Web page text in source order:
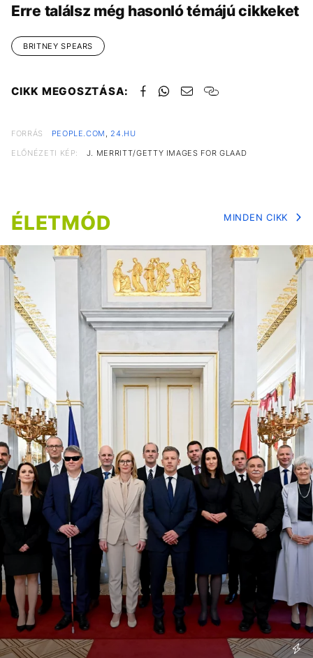
Erre találsz még hasonló témájú cikkeket
BRITNEY SPEARS
CIKK MEGOSZTÁSA:
FORRÁS PEOPLE.COM , 24.HU
ELŐNÉZETI KÉP:
J. MERRITT/GETTY IMAGES FOR GLAAD
ÉLETMÓD MINDEN CIKK